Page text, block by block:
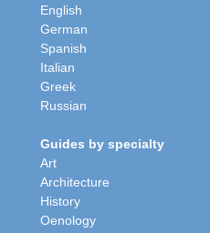
English
German
Spanish
Italian
Greek
Russian
Guides by specialty
Art
Architecture
History
Oenology